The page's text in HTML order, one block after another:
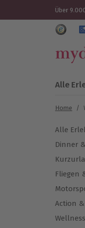
Über
Alle
Home /
Alle
Dinner
Fliegen
Action
Wellness